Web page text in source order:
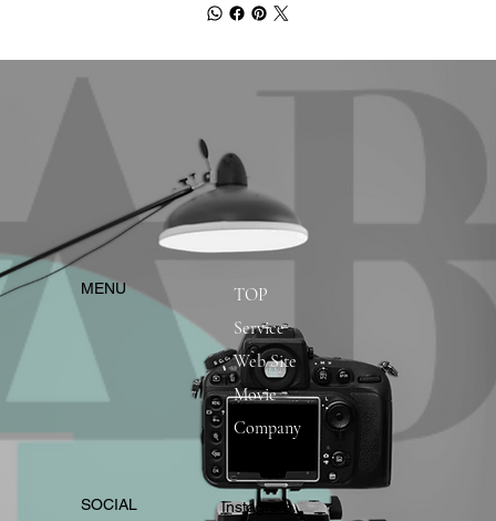
​MENU
TOP
Service
Web Site
Movie
Company
​SOCIAL
Instagram